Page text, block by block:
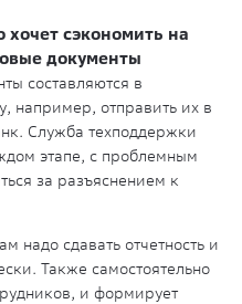
хочет сэкономить на
документы
составляются в
например, отправить их в
Служба техподдержки
этапе, с проблемным
за разъяснением к
надо сдавать отчетность и
Также самостоятельно
и формирует